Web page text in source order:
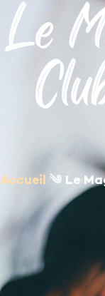
principal
Le
Accueil ༄ Le